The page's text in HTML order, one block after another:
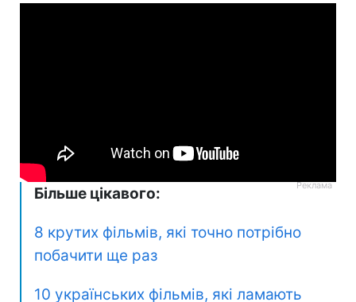
Більше цікавого:
8 крутих фільмів, які точно потрібно
побачити ще раз
10 українських фільмів, які ламають